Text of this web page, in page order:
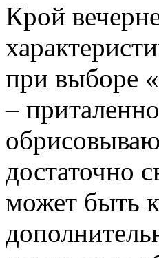
Крой
при выборе
–
достаточно
может быть